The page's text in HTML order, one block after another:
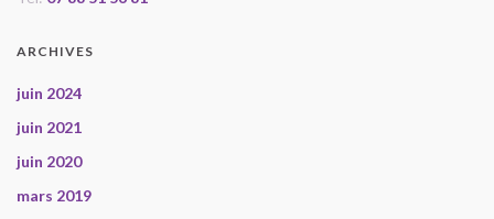
ARCHIVES
juin 2024
juin 2021
juin 2020
mars 2019